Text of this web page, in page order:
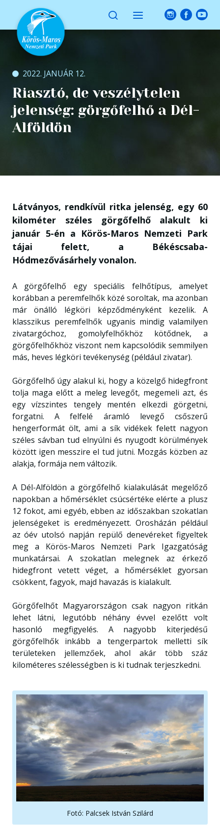
2022. JANUÁR 12.
Riasztó, de veszélytelen
jelenség: görgőfelhő a Dél-
Alföldön
Látványos, rendkívül ritka jelenség, egy 60
kilométer széles görgőfelhő alakult ki
január 5-én a Körös-Maros Nemzeti Park
tájai felett, a Békéscsaba-
Hódmezővásárhely vonalon.
A görgőfelhő egy speciális felhőtípus, amelyet
korábban a peremfelhők közé soroltak, ma azonban
már önálló légköri képződményként kezelik. A
klasszikus peremfelhők ugyanis mindig valamilyen
zivatargóchoz, gomolyfelhőkhöz kötődnek, a
görgőfelhőkhöz viszont nem kapcsolódik semmilyen
más, heves légköri tevékenység (például zivatar).
Görgőfelhő úgy alakul ki, hogy a közelgő hidegfront
tolja maga előtt a meleg levegőt, megemeli azt, és
egy vízszintes tengely mentén elkezdi görgetni,
forgatni. A felfelé áramló levegő csőszerű
hengerformát ölt, ami a sík vidékek felett nagyon
széles sávban tud elnyúlni és nyugodt körülmények
között igen messzire el tud jutni. Mozgás közben az
alakja, formája nem változik.
A Dél-Alföldön a görgőfelhő kialakulását megelőző
napokban a hőmérséklet csúcsértéke elérte a plusz
12 fokot, ami egyéb, ebben az időszakban szokatlan
jelenségeket is eredményezett. Orosházán például
az óév utolsó napján repülő denevéreket figyeltek
meg a Körös-Maros Nemzeti Park Igazgatóság
munkatársai. A szokatlan melegnek az érkező
hidegfront vetett véget, a hőmérséklet gyorsan
csökkent, fagyok, majd havazás is kialakult.
Görgőfelhőt Magyarországon csak nagyon ritkán
lehet látni, legutóbb néhány évvel ezelőtt volt
hasonló megfigyelés. A nagyobb kiterjedésű
görgőfelhők inkább a tengerpartok melletti sík
területeken jellemzőek, ahol akár több száz
kilométeres szélességben is ki tudnak terjeszkedni.
Fotó: Palcsek István Szilárd